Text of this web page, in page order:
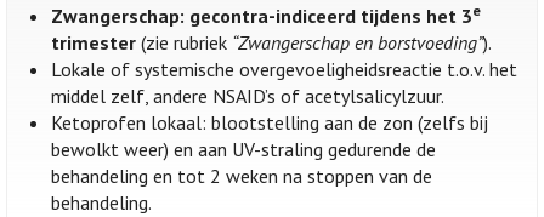
Zwangerschap: gecontra-indiceerd tijdens het 3e
trimester (zie rubriek “Zwangerschap en borstvoeding”).
Lokale of systemische overgevoeligheidsreactie t.o.v. het
middel zelf, andere NSAID’s of acetylsalicylzuur.
Ketoprofen lokaal: blootstelling aan de zon (zelfs bij
bewolkt weer) en aan UV-straling gedurende de
behandeling en tot 2 weken na stoppen van de
behandeling.